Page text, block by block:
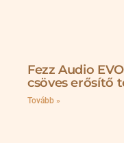
Fezz Audio
csöves erősítő
Tovább »